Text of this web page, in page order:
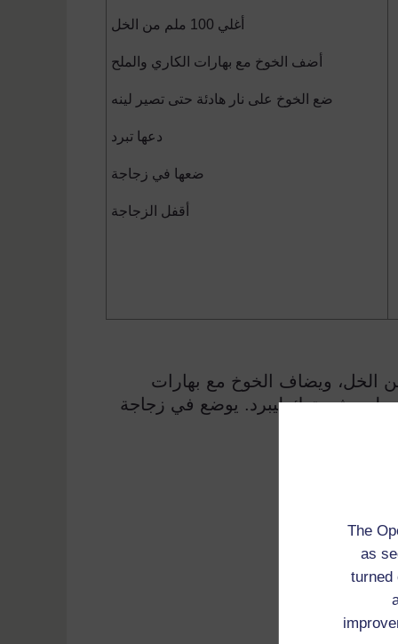
The
as
turned
أغلي 100 ملم من الخل
أضف الخوخ مع بهارات الكاري والملح
ضع الخوخ على نار هادئة حتى تصير لينه
دعها تبرد
ضعها في زجاجة
أقفل الزجاجة
الخل، ويضاف الخوخ مع بهارات
لين، ثم يترك ليبرد. يوضع في زجاجة